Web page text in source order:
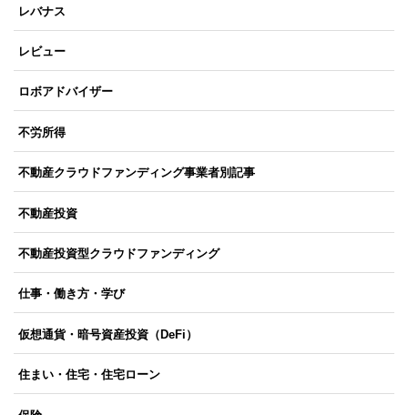
レバナス
レビュー
ロボアドバイザー
不労所得
不動産クラウドファンディング事業者別記事
不動産投資
不動産投資型クラウドファンディング
仕事・働き方・学び
仮想通貨・暗号資産投資（DeFi）
住まい・住宅・住宅ローン